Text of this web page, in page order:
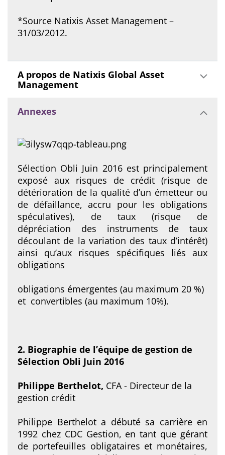
*Source Natixis Asset Management –
31/03/2012.
A propos de Natixis Global Asset
Management
Annexes
Sélection Obli Juin 2016 est principalement
exposé aux risques de crédit (risque de
détérioration de la qualité d’un émetteur ou
de défaillance, accru pour les obligations
spéculatives), de taux (risque de
dépréciation des instruments de taux
découlant de la variation des taux d’intérêt)
ainsi qu’aux risques spécifiques liés aux
obligations
obligations émergentes (au maximum 20 %)
et convertibles (au maximum 10%).
2. Biographie de l’équipe de gestion de
Sélection Obli Juin 2016
Philippe Berthelot, CFA - Directeur de la
gestion crédit
Philippe Berthelot a débuté sa carrière en
1992 chez CDC Gestion, en tant que gérant
de portefeuilles obligataires et monétaires,